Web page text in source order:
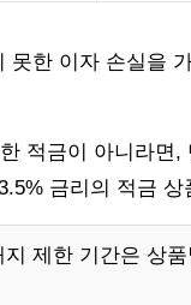
못한 이자 손실을
적금이 아니라면
금리의 적금
제한 기간은 상